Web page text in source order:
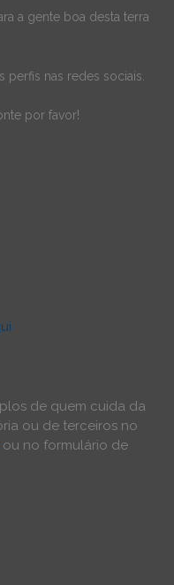
a gente boa desta terra
nas redes sociais.
por favor!
de quem cuida da
ou de terceiros no
ou no formulário de